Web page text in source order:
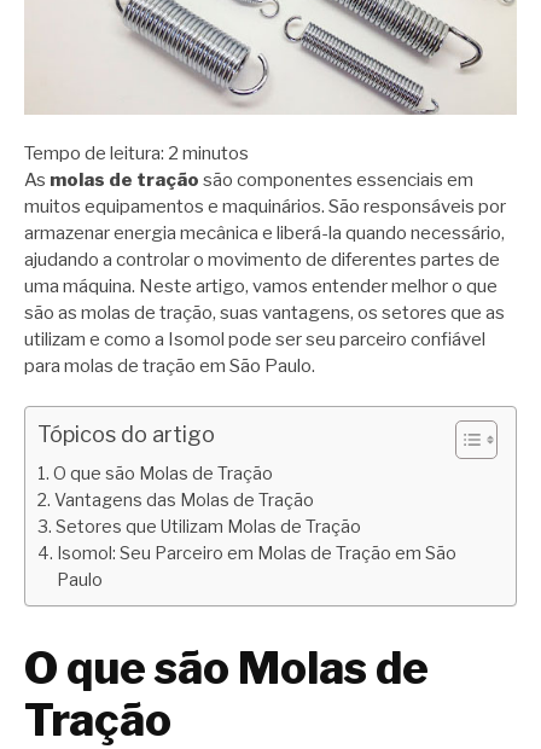
Tempo de leitura: 2 minutos
As molas de tração são componentes essenciais em
muitos equipamentos e maquinários. São responsáveis por
armazenar energia mecânica e liberá-la quando necessário,
ajudando a controlar o movimento de diferentes partes de
uma máquina. Neste artigo, vamos entender melhor o que
são as molas de tração, suas vantagens, os setores que as
utilizam e como a Isomol pode ser seu parceiro confiável
para molas de tração em São Paulo.
Tópicos do artigo
O que são Molas de Tração
Vantagens das Molas de Tração
Setores que Utilizam Molas de Tração
Isomol: Seu Parceiro em Molas de Tração em São
Paulo
O que são Molas de
Tração